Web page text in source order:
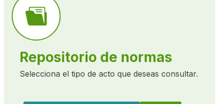
Repositorio de normas
Selecciona el tipo de acto que deseas consultar.